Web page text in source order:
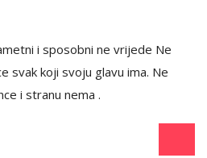
i sposobni ne vrijede Ne
svak koji svoju glavu ima. Ne
i stranu nema .